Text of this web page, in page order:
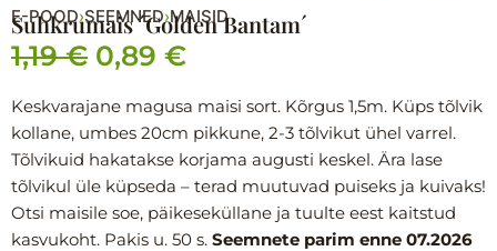
E-POOD›SEEMNED›MAISID
Suhkrumais ´Golden Bantam´
1,19€ Algne
hind
oli:
1,19 €.
0,89 €Praegune
hind
on:
0,89 €.
Keskvarajane magusa maisi sort. Kõrgus 1,5m. Küps tõlvik
kollane, umbes 20cm pikkune, 2-3 tõlvikut ühel varrel.
Tõlvikuid hakatakse korjama augusti keskel. Ära lase
tõlvikul üle küpseda – terad muutuvad puiseks ja kuivaks!
Otsi maisile soe, päikeseküllane ja tuulte eest kaitstud
kasvukoht. Pakis u. 50 s. Seemnete parim enne 07.2026